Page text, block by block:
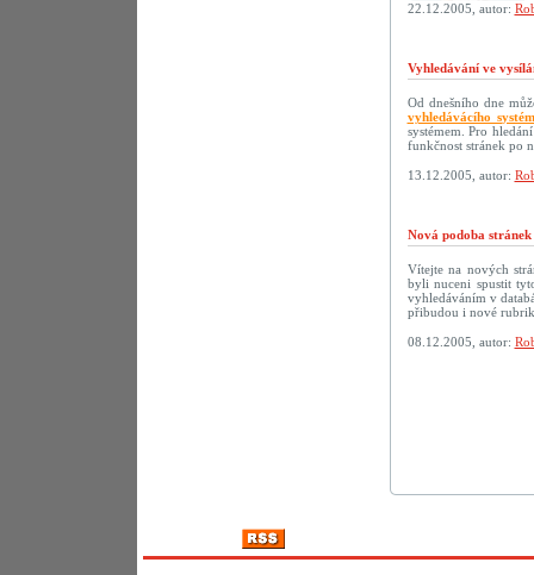
22.12.2005, autor:
Vyhledávání ve
Od dnešního dne
vyhledávácího
systémem. Pro
funkčnost stránek po
13.12.2005, autor:
Nová podoba
Vítejte na nových
byli nuceni spustit
vyhledáváním v
přibudou i nové
08.12.2005, autor: